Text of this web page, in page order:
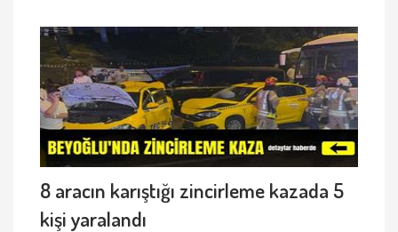
8 aracın karıştığı zincirleme kazada 5
kişi yaralandı